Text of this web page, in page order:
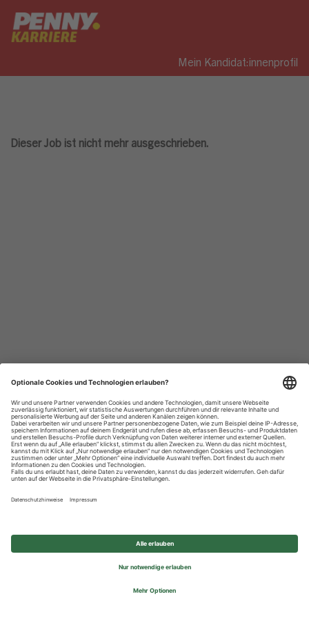
Mein Kandidat:innenprofil
Dieser Job ist nicht mehr ausgeschrieben.
Datenschutzhinweise
Impressum
Privatsphäre-Einstellungen
© 2026 REWE Group - All rights reserved